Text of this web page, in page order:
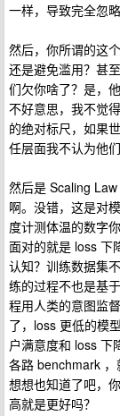
一样，导致完全忽
然后，你所谓的这
还是避免滥用？甚
们欠你啥了？是，
不好意思，我不觉
的绝对标尺，如果
任层面我不认为他
然后是 Scaling
啊。没错，这是对
度计测体温的数字
面对的就是 loss 下
认知？训练数据集
练的过程不也是基
程用人类的意图监
了，loss 更低的模
户满意度和 loss 下
各路 benchmark
想想也知道了吧，
高就是更好吗？